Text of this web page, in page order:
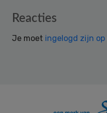
Reader
Reacties
Je moet ingelogd zijn op